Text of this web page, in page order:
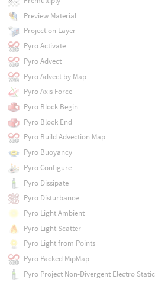
Preview Material
Project on Layer
Pyro Activate
Pyro Advect
Pyro Advect by Map
Pyro Axis Force
Pyro Block Begin
Pyro Block End
Pyro Build Advection Map
Pyro Buoyancy
Pyro Configure
Pyro Dissipate
Pyro Disturbance
Pyro Light Ambient
Pyro Light Scatter
Pyro Light from Points
Pyro Packed MipMap
Pyro Project Non-Divergent Electro Static